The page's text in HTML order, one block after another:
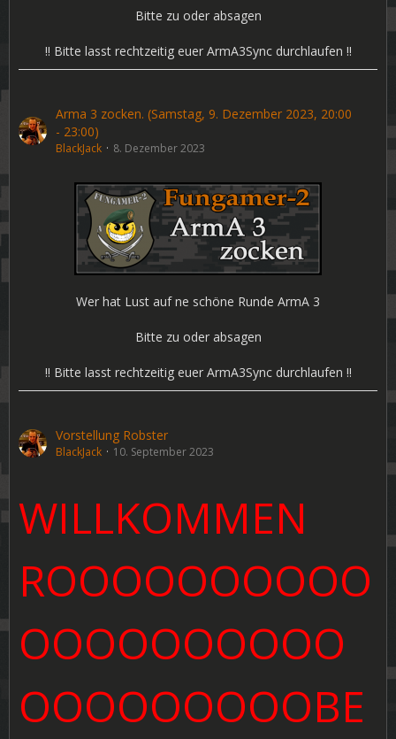
Bitte zu oder absagen
!! Bitte lasst rechtzeitig euer ArmA3Sync durchlaufen !!
Arma 3 zocken. (Samstag, 9. Dezember 2023, 20:00
- 23:00)
BlackJack 8. Dezember 2023
Wer hat Lust auf ne schöne Runde ArmA 3
Bitte zu oder absagen
!! Bitte lasst rechtzeitig euer ArmA3Sync durchlaufen !!
Vorstellung Robster
BlackJack 10. September 2023
WILLKOMMEN
ROOOOOOOOOO
OOOOOOOOOO
OOOOOOOOOBE